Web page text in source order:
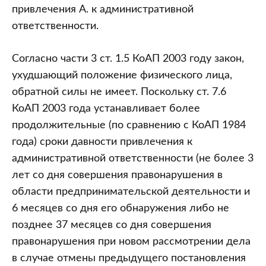
привлечения А. к административной
ответственности.
Согласно части 3 ст. 1.5 КоАП 2003 году закон,
ухудшающий положение физического лица,
обратной силы не имеет. Поскольку ст. 7.6
КоАП 2003 года устанавливает более
продолжительные (по сравнению с КоАП 1984
года) сроки давности привлечения к
административной ответственности (не более 3
лет со дня совершения правонарушения в
области предпринимательской деятельности и
6 месяцев со дня его обнаружения либо не
позднее 37 месяцев со дня совершения
правонарушения при новом рассмотрении дела
в случае отмены предыдущего постановления